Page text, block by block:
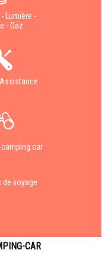
Lumière -
- Gaz
car
de voyage
CAR